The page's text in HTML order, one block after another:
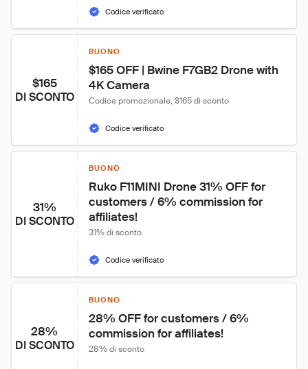
Codice verificato
$165
DI SCONTO
BUONO
$165 OFF | Bwine F7GB2 Drone with
4K Camera
Codice promozionale, $165 di sconto
Codice verificato
31%
DI SCONTO
BUONO
Ruko F11MINI Drone 31% OFF for
customers / 6% commission for
affiliates!
31% di sconto
Codice verificato
28%
DI SCONTO
BUONO
28% OFF for customers / 6%
commission for affiliates!
28% di sconto